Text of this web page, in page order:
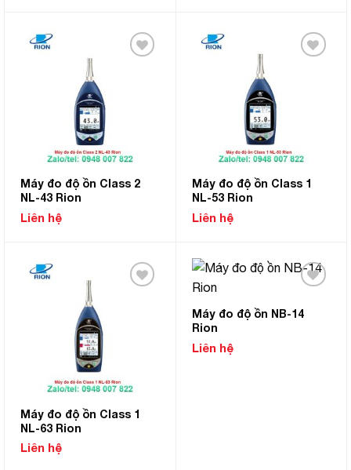
Máy đo độ ồn Class 2
NL-43 Rion
Liên hệ
Máy đo độ ồn Class 1
NL-53 Rion
Liên hệ
Máy đo độ ồn Class 1
NL-63 Rion
Liên hệ
Wishlist
Máy đo độ ồn NB-14
Rion
Liên hệ